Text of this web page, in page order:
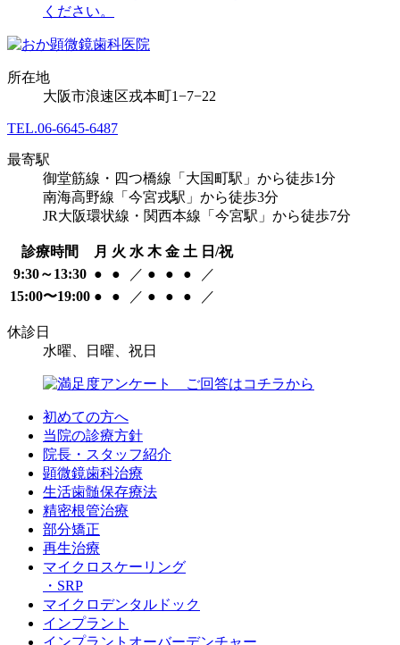
所在地
大阪市浪速区戎本町1−7−22
TEL.06-6645-6487
最寄駅
御堂筋線・四つ橋線「大国町駅」から徒歩1分
南海高野線「今宮戎駅」から徒歩3分
JR大阪環状線・関西本線「今宮駅」から徒歩7分
診療時間 月 火 水 木 金 土 日/祝
9:30～13:30 ● ● ／ ● ● ●
／
15:00〜19:00 ● ● ／ ● ● ● ／
休診日
水曜、日曜、祝日
初めての方へ
当院の診療方針
院長・スタッフ紹介
顕微鏡歯科治療
生活歯髄保存療法
精密根管治療
部分矯正
再生治療
マイクロスケーリング
・SRP
マイクロデンタルドック
インプラント
インプラントオーバーデンチャー